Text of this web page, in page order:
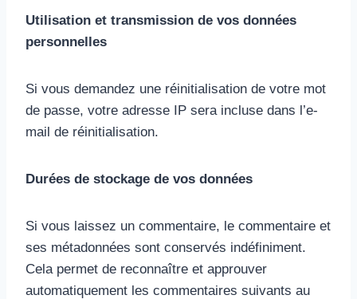
Utilisation et transmission de vos données
personnelles
Si vous demandez une réinitialisation de votre mot
de passe, votre adresse IP sera incluse dans l’e-
mail de réinitialisation.
Durées de stockage de vos données
Si vous laissez un commentaire, le commentaire et
ses métadonnées sont conservés indéfiniment.
Cela permet de reconnaître et approuver
automatiquement les commentaires suivants au